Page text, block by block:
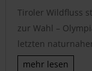
Tiroler Wildfluss
zur Wahl –
letzten
mehr lesen